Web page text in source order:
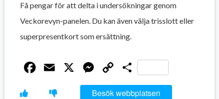
Få pengar för att delta i undersökningar genom
Veckorevyn-panelen. Du kan även välja trisslott eller
superpresentkort som ersättning.
Facebook
Email
X Messenger
Copy
Link
Dela
Besök webbplatsen